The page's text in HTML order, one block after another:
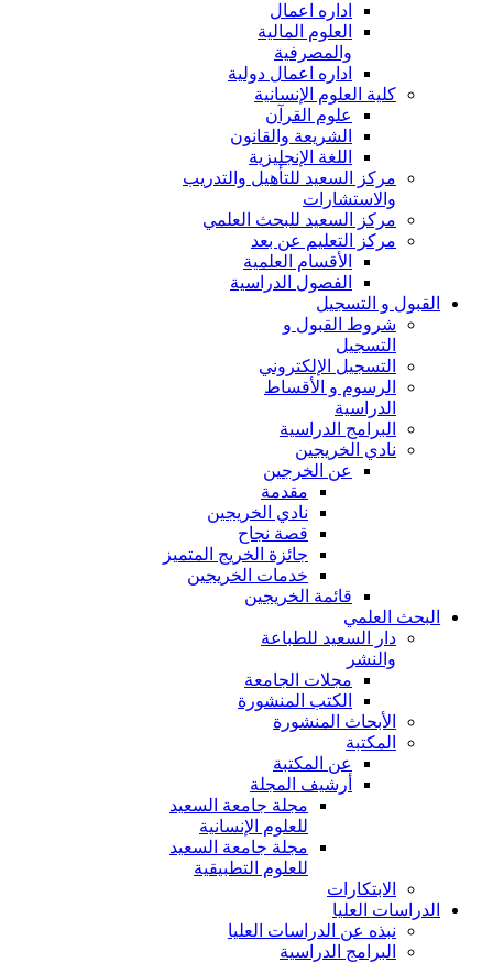
اداره اعمال
العلوم المالية
والمصرفية
اداره اعمال دولية
كلية العلوم الإنسانية
علوم القرآن
الشريعة والقانون
اللغة الإنجليزية
مركز السعيد للتأهيل والتدريب
والاستشارات
مركز السعيد للبحث العلمي
مركز التعليم عن بعد
الأقسام العلمية
الفصول الدراسية
القبول و التسجيل
شروط القبول و
التسجيل
التسجيل الإلكتروني
الرسوم و الأقساط
الدراسية
البرامج الدراسية
نادي الخريجين
عن الخرجين
مقدمة
نادي الخريجين
قصة نجاح
جائزة الخريج المتميز
خدمات الخريجين
قائمة الخريجين
البحث العلمي
دار السعيد للطباعة
والنشر
مجلات الجامعة
الكتب المنشورة
الأبحاث المنشورة
المكتبة
عن المكتبة
أرشيف المجلة
مجلة جامعة السعيد
للعلوم الإنسانية
مجلة جامعة السعيد
للعلوم التطبيقية
الابتكارات
الدراسات العليا
نبذه عن الدراسات العليا
البرامج الدراسية